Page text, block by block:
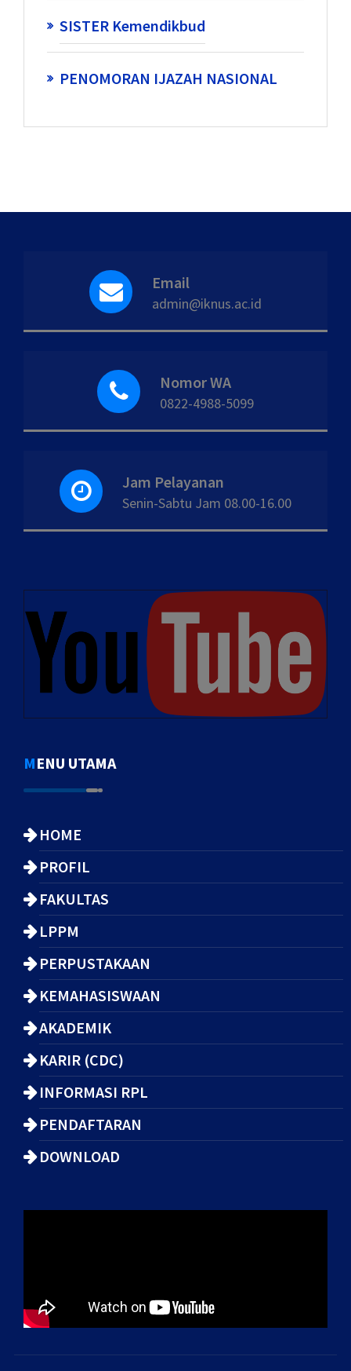
SISTER Kemendikbud
PENOMORAN IJAZAH NASIONAL
Email
admin@iknus.ac.id
Nomor WA
0822-4988-5099
Jam Pelayanan
Senin-Sabtu Jam 08.00-16.00
MENU UTAMA
HOME
PROFIL
FAKULTAS
LPPM
PERPUSTAKAAN
KEMAHASISWAAN
AKADEMIK
KARIR (CDC)
INFORMASI RPL
PENDAFTARAN
DOWNLOAD